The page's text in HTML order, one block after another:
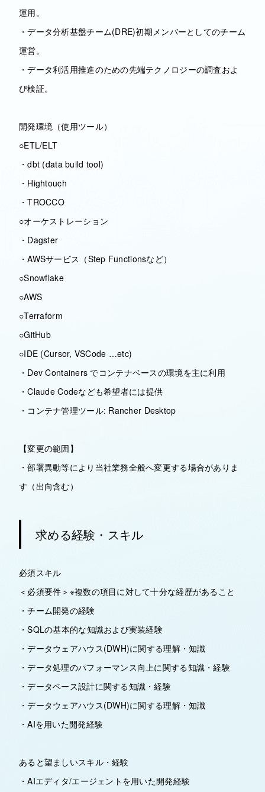
運用。
・データ分析基盤チーム(DRE)初期メンバーとしてのチーム
運営。
・データ利活用推進のための先端テクノロジーの調査およ
び検証。
開発環境（使用ツール）
○ETL/ELT
・dbt (data build tool)
・Hightouch
・TROCCO
○オーケストレーション
・Dagster
・AWSサービス（Step Functionsなど）
○Snowflake
○AWS
○Terraform
○GitHub
○IDE (Cursor, VSCode …etc)
・Dev Containers でコンテナベースの環境を主に利用
・Claude Codeなども希望者には提供
・コンテナ管理ツール: Rancher Desktop
【変更の範囲】
・部署異動等により当社業務全般へ変更する場合がありま
す（出向含む）
求める経験・スキル
必須スキル
＜必須要件＞※複数の項目に対して十分な経歴があること
・チーム開発の経験
・SQLの基本的な知識および実装経験
・データウェアハウス(DWH)に関する理解・知識
・データ処理のパフォーマンス向上に関する知識・経験
・データベース設計に関する知識・経験
・データウェアハウス(DWH)に関する理解・知識
・AIを用いた開発経験
あると望ましいスキル・経験
・AIエディタ/エージェントを用いた開発経験